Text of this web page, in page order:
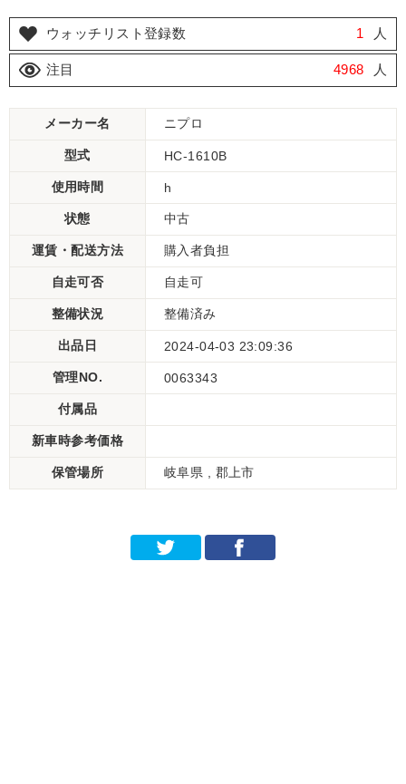
ウォッチリスト登録数 1 人
注目 4968 人
メーカー名 ニプロ
型式 HC-1610B
使用時間 h
状態 中古
運賃・配送方法 購入者負担
自走可否 自走可
整備状況 整備済み
出品日 2024-04-03 23:09:36
管理NO. 0063343
付属品
新車時参考価格
保管場所 岐阜県 , 郡上市